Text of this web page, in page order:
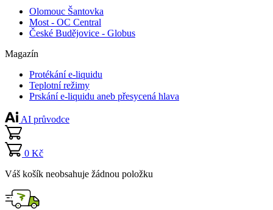
Olomouc Šantovka
Most - OC Central
České Budějovice - Globus
Magazín
Protékání e-liquidu
Teplotní režimy
Prskání e-liquidu aneb přesycená hlava
AI průvodce
0 Kč
Váš košík neobsahuje žádnou položku